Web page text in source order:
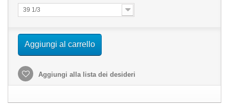
39 1/3
Aggiungi al carrello
Aggiungi alla lista dei desideri